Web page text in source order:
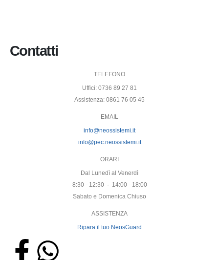
Contatti
TELEFONO
Uffici: 0736 89 27 81
Assistenza: 0861 76 05 45
EMAIL
info@neossistemi.it
info@pec.neossistemi.it
ORARI
Dal Lunedì al Venerdì
8:30 - 12:30 · 14:00 - 18:00
Sabato e Domenica Chiuso
ASSISTENZA
Ripara il tuo NeosGuard